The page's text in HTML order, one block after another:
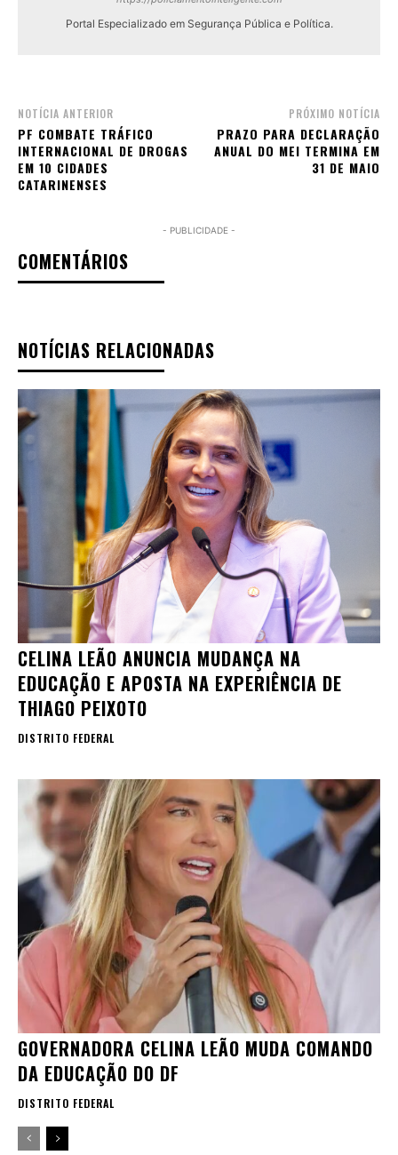
Portal Especializado em Segurança Pública e Política.
NOTÍCIA ANTERIOR
PF COMBATE TRÁFICO
INTERNACIONAL DE DROGAS
EM 10 CIDADES
CATARINENSES
PRÓXIMO NOTÍCIA
PRAZO PARA DECLARAÇÃO
ANUAL DO MEI TERMINA EM
31 DE MAIO
- PUBLICIDADE -
COMENTÁRIOS
NOTÍCIAS RELACIONADAS
CELINA LEÃO ANUNCIA MUDANÇA NA
EDUCAÇÃO E APOSTA NA EXPERIÊNCIA DE
THIAGO PEIXOTO
DISTRITO FEDERAL
GOVERNADORA CELINA LEÃO MUDA COMANDO
DA EDUCAÇÃO DO DF
DISTRITO FEDERAL